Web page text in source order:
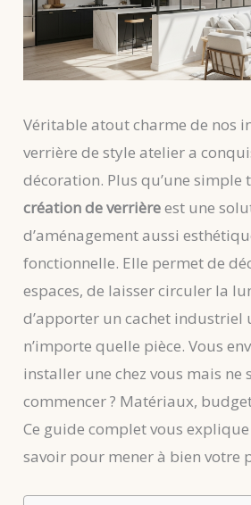
Véritable atout charme de nos
verrière de style atelier a
décoration. Plus qu’une simple
création de verrièreest une
d’aménagement aussi
fonctionnelle. Elle permet de
espaces, de laisser circuler la
d’apporter un cachet industriel
n’importe quelle pièce. Vous
installer une chez vous mais ne
commencer ? Matériaux,
Ce guide complet vous
savoir pour mener à bien votre